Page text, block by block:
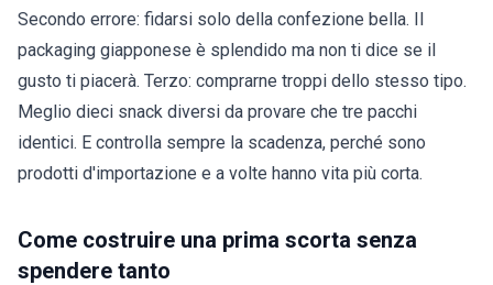
Secondo errore: fidarsi solo della confezione bella. Il
packaging giapponese è splendido ma non ti dice se il
gusto ti piacerà. Terzo: comprarne troppi dello stesso tipo.
Meglio dieci snack diversi da provare che tre pacchi
identici. E controlla sempre la scadenza, perché sono
prodotti d'importazione e a volte hanno vita più corta.
Come costruire una prima scorta senza
spendere tanto